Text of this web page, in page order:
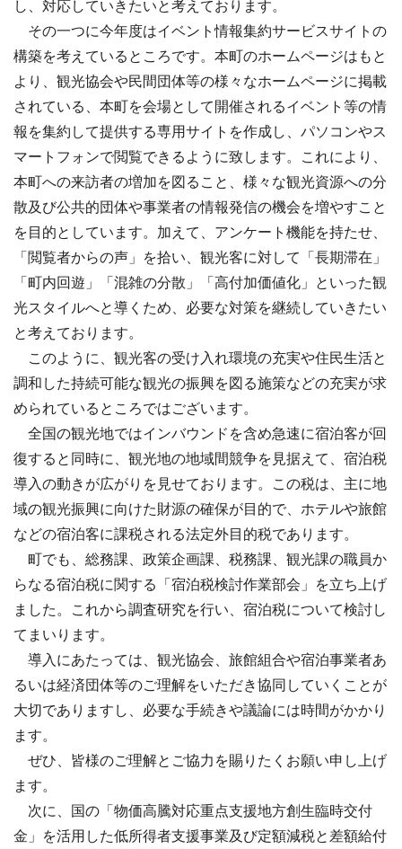
し、対応していきたいと考えております。
その一つに今年度はイベント情報集約サービスサイトの
構築を考えているところです。本町のホームページはもと
より、観光協会や民間団体等の様々なホームページに掲載
されている、本町を会場として開催されるイベント等の情
報を集約して提供する専用サイトを作成し、パソコンやス
マートフォンで閲覧できるように致します。これにより、
本町への来訪者の増加を図ること、様々な観光資源への分
散及び公共的団体や事業者の情報発信の機会を増やすこと
を目的としています。加えて、アンケート機能を持たせ、
「閲覧者からの声」を拾い、観光客に対して「長期滞在」
「町内回遊」「混雑の分散」「高付加価値化」といった観
光スタイルへと導くため、必要な対策を継続していきたい
と考えております。
このように、観光客の受け入れ環境の充実や住民生活と
調和した持続可能な観光の振興を図る施策などの充実が求
められているところではございます。
全国の観光地ではインバウンドを含め急速に宿泊客が回
復すると同時に、観光地の地域間競争を見据えて、宿泊税
導入の動きが広がりを見せております。この税は、主に地
域の観光振興に向けた財源の確保が目的で、ホテルや旅館
などの宿泊客に課税される法定外目的税であります。
町でも、総務課、政策企画課、税務課、観光課の職員か
らなる宿泊税に関する「宿泊税検討作業部会」を立ち上げ
ました。これから調査研究を行い、宿泊税について検討し
てまいります。
導入にあたっては、観光協会、旅館組合や宿泊事業者あ
るいは経済団体等のご理解をいただき協同していくことが
大切でありますし、必要な手続きや議論には時間がかかり
ます。
ぜひ、皆様のご理解とご協力を賜りたくお願い申し上げ
ます。
次に、国の「物価高騰対応重点支援地方創生臨時交付
金」を活用した低所得者支援事業及び定額減税と差額給付